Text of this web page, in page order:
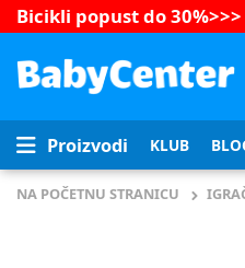
Bicikli popust do 30%>>>
Proizvodi KLUB
NA POČETNU STRANICU